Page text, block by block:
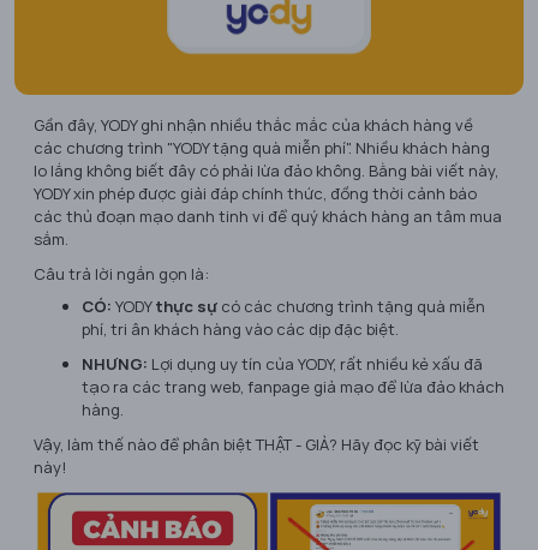
Gần đây, YODY ghi nhận nhiều thắc mắc của khách hàng về
các chương trình "YODY tặng quà miễn phí". Nhiều khách hàng
lo lắng không biết đây có phải lừa đảo không. Bằng bài viết này,
YODY xin phép được giải đáp chính thức, đồng thời cảnh báo
các thủ đoạn mạo danh tinh vi để quý khách hàng an tâm mua
sắm.
Câu trả lời ngắn gọn là:
CÓ: YODYthực sự có các chương trình tặng quà miễn
phí, tri ân khách hàng vào các dịp đặc biệt.
NHƯNG: Lợi dụng uy tín của YODY, rất nhiều kẻ xấu đã
tạo ra các trang web, fanpage giả mạo để lừa đảo khách
hàng.
Vậy, làm thế nào để phân biệt THẬT - GIẢ? Hãy đọc kỹ bài viết
này!